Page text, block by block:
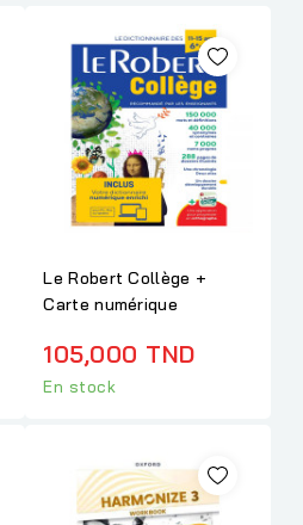
Le Robert Collège +
Carte numérique
105,000 TND
En stock